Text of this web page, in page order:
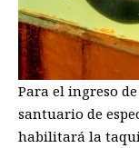
Para el ingreso
santuario de
habilitará la